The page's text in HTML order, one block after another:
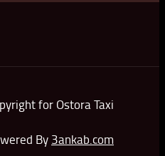
for Ostora Taxi
By3ankab.com